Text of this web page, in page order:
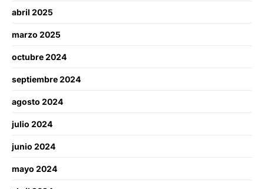
abril 2025
marzo 2025
octubre 2024
septiembre 2024
agosto 2024
julio 2024
junio 2024
mayo 2024